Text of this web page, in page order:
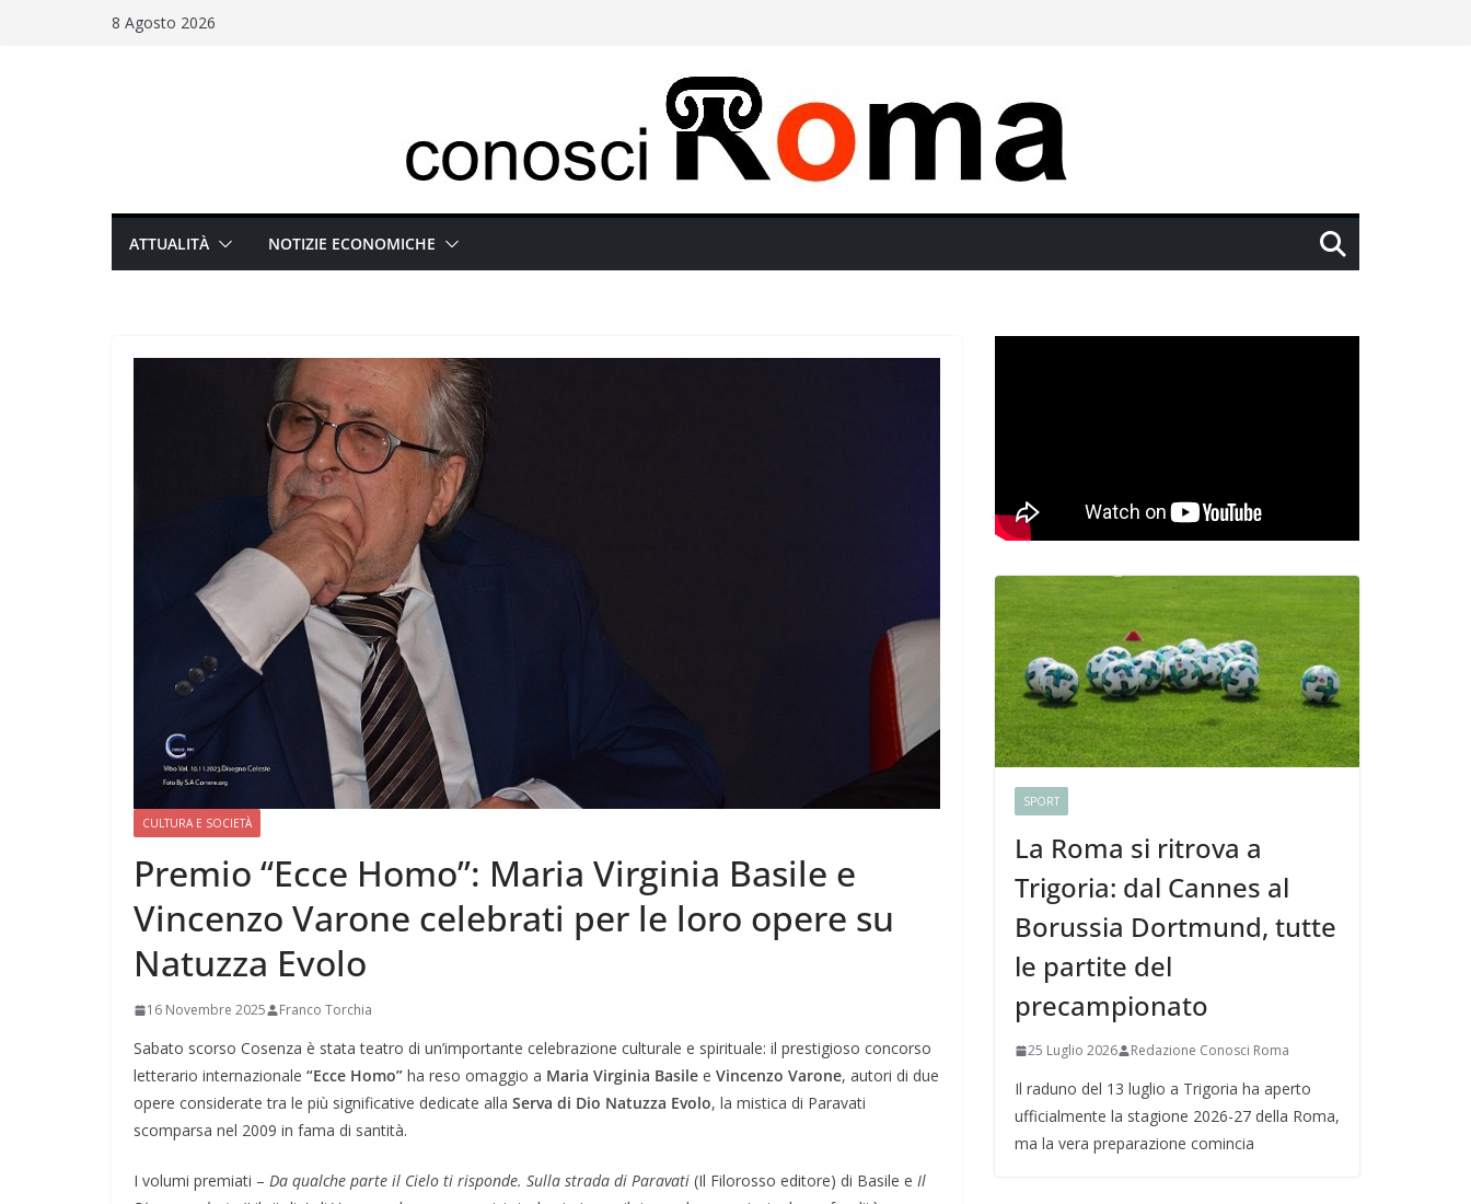
8 Agosto 2026
ATTUALITÀ NOTIZIE ECONOMICHE
CULTURA E SOCIETÀ
Premio “Ecce Homo”: Maria Virginia Basile e
Vincenzo Varone celebrati per le loro opere su
Natuzza Evolo
16 Novembre 2025 Franco Torchia
Sabato scorso Cosenza è stata teatro di un’importante celebrazione culturale e spirituale: il prestigioso concorso
letterario internazionale “Ecce Homo” ha reso omaggio a Maria Virginia Basile e Vincenzo Varone, autori di due
opere considerate tra le più significative dedicate alla Serva di Dio Natuzza Evolo, la mistica di Paravati
scomparsa nel 2009 in fama di santità.
I volumi premiati – Da qualche parte il Cielo ti risponde. Sulla strada di Paravati (Il Filorosso editore) di Basile e Il
SPORT
La Roma si ritrova a
Trigoria: dal Cannes al
Borussia Dortmund, tutte
le partite del
precampionato
25 Luglio 2026 Redazione Conosci Roma
Il raduno del 13 luglio a Trigoria ha aperto
ufficialmente la stagione 2026-27 della Roma,
ma la vera preparazione comincia